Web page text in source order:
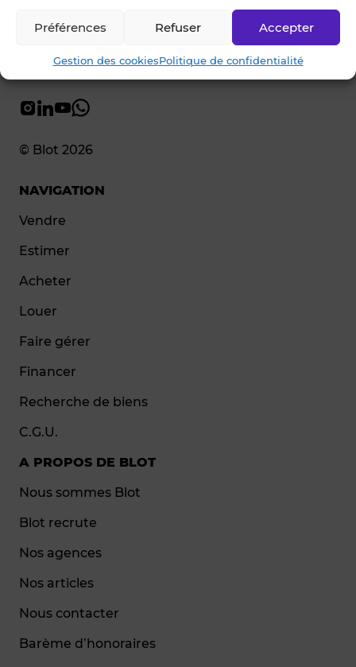
Accepter
Refuser
Préférences
Gestion des cookiesPolitique de confidentialité
© Blot 2026
NAVIGATION
Vendre
Estimer
Acheter
Louer
Faire gérer
Financer
Recherche de biens
C.G.U.
A PROPOS DE BLOT
Nous sommes Blot
Blot recrute
Nos agences
Nos articles
Nous contacter
Barème d’honoraires